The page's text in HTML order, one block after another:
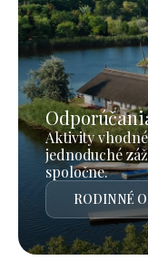
Aktivity
jednoduché
spoločne.
RODINNÉ